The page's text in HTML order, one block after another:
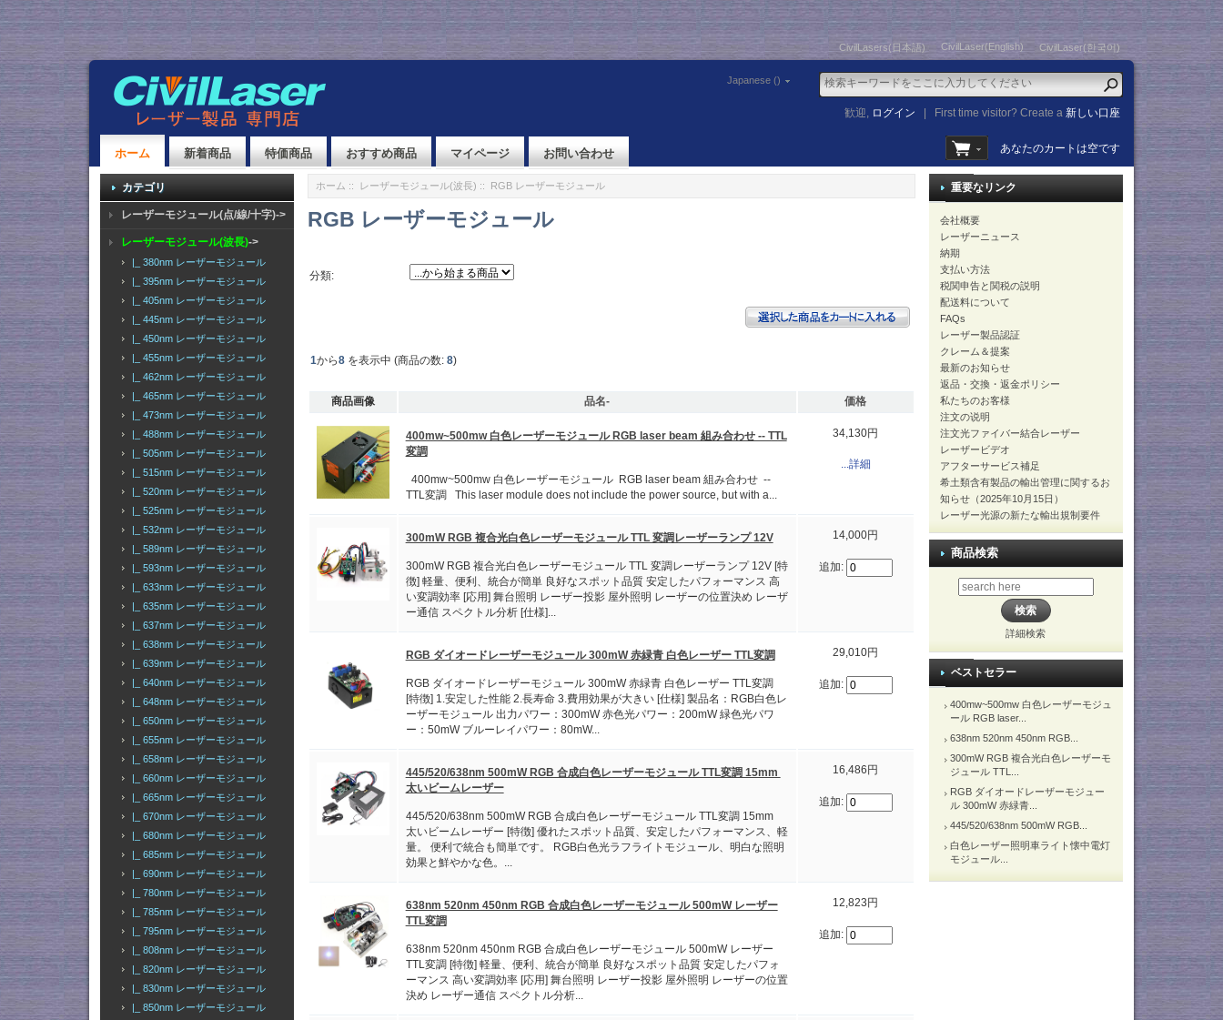
CivilLasers(日本語) CivilLaser(English) CivilLaser(한국어)
Japanese ()
歓迎, ログイン First time visitor? Create a新しい口座
ホーム 新着商品 特価商品 おすすめ商品 マイページ お問い合わせ あなたのカートは空です
カテゴリ
レーザーモジュール(点/線/十字)->
レーザーモジュール(波長)->
|_ 380nm レーザーモジュール
|_ 395nm レーザーモジュール
|_ 405nm レーザーモジュール
|_ 445nm レーザーモジュール
|_ 450nm レーザーモジュール
|_ 455nm レーザーモジュール
|_ 462nm レーザーモジュール
|_ 465nm レーザーモジュール
|_ 473nm レーザーモジュール
|_ 488nm レーザーモジュール
|_ 505nm レーザーモジュール
|_ 515nm レーザーモジュール
|_ 520nm レーザーモジュール
|_ 525nm レーザーモジュール
|_ 532nm レーザーモジュール
|_ 589nm レーザーモジュール
|_ 593nm レーザーモジュール
|_ 633nm レーザーモジュール
|_ 635nm レーザーモジュール
|_ 637nm レーザーモジュール
|_ 638nm レーザーモジュール
|_ 639nm レーザーモジュール
|_ 640nm レーザーモジュール
|_ 648nm レーザーモジュール
|_ 650nm レーザーモジュール
|_ 655nm レーザーモジュール
|_ 658nm レーザーモジュール
|_ 660nm レーザーモジュール
|_ 665nm レーザーモジュール
|_ 670nm レーザーモジュール
|_ 680nm レーザーモジュール
|_ 685nm レーザーモジュール
|_ 690nm レーザーモジュール
|_ 780nm レーザーモジュール
|_ 785nm レーザーモジュール
|_ 795nm レーザーモジュール
|_ 808nm レーザーモジュール
|_ 820nm レーザーモジュール
|_ 830nm レーザーモジュール
|_ 850nm レーザーモジュール
ホーム :: レーザーモジュール(波長) :: RGB レーザーモジュール
RGB レーザーモジュール
分類:
1から8を表示中 (商品の数: 8)
商品画像 品名- 価格
400mw~500mw 白色レーザーモジュール RGB laser beam 組み合わせ -- TTL
変調
400mw~500mw 白色レーザーモジュール RGB laser beam 組み合わせ --
TTL変調 This laser module does not include the power source, but with a...
34,130円
...詳細
300mW RGB 複合光白色レーザーモジュール TTL 変調レーザーランプ 12V
300mW RGB 複合光白色レーザーモジュール TTL 変調レーザーランプ 12V [特
徴] 軽量、便利、統合が簡単 良好なスポット品質 安定したパフォーマンス 高
い変調効率 [応用] 舞台照明 レーザー投影 屋外照明 レーザーの位置決め レーザ
ー通信 スペクトル分析 [仕様]...
14,000円
追加:
RGB ダイオードレーザーモジュール 300mW 赤緑青 白色レーザー TTL変調
RGB ダイオードレーザーモジュール 300mW 赤緑青 白色レーザー TTL変調
[特徴] 1.安定した性能 2.長寿命 3.費用効果が大きい [仕様] 製品名：RGB白色レ
ーザーモジュール 出力パワー：300mW 赤色光パワー：200mW 緑色光パワ
ー：50mW ブルーレイパワー：80mW...
29,010円
追加:
445/520/638nm 500mW RGB 合成白色レーザーモジュール TTL変調 15mm
太いビームレーザー
445/520/638nm 500mW RGB 合成白色レーザーモジュール TTL変調 15mm
太いビームレーザー [特徴] 優れたスポット品質、安定したパフォーマンス、軽
量。 便利で統合も簡単です。 RGB白色光ラフライトモジュール、明白な照明
効果と鮮やかな色。...
16,486円
追加:
638nm 520nm 450nm RGB 合成白色レーザーモジュール 500mW レーザー
TTL変調
638nm 520nm 450nm RGB 合成白色レーザーモジュール 500mW レーザー
TTL変調 [特徴] 軽量、便利、統合が簡単 良好なスポット品質 安定したパフォ
ーマンス 高い変調効率 [応用] 舞台照明 レーザー投影 屋外照明 レーザーの位置
決め レーザー通信 スペクトル分析...
12,823円
追加:
重要なリンク
会社概要
レーザーニュース
納期
支払い方法
税関申告と関税の説明
配送料について
FAQs
レーザー製品認証
クレーム＆提案
最新のお知らせ
返品・交換・返金ポリシー
私たちのお客様
注文の说明
注文光ファイバー結合レーザー
レーザービデオ
アフターサービス補足
希土類含有製品の輸出管理に関するお
知らせ（2025年10月15日）
レーザー光源の新たな輸出規制要件
商品検索
詳細検索
ベストセラー
400mw~500mw 白色レーザーモジュ
ール RGB laser...
638nm 520nm 450nm RGB...
300mW RGB 複合光白色レーザーモ
ジュール TTL...
RGB ダイオードレーザーモジュー
ル 300mW 赤緑青...
445/520/638nm 500mW RGB...
白色レーザー照明車ライト懐中電灯
モジュール...